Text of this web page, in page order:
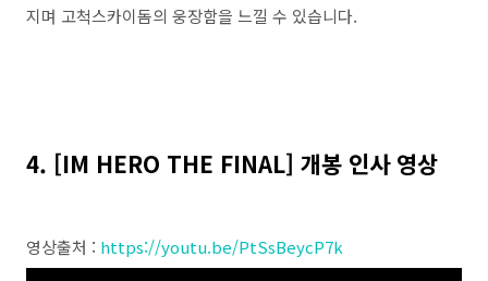
지며 고척스카이돔의 웅장함을 느낄 수 있습니다.
4. [IM HERO THE FINAL] 개봉 인사 영상
영상출처 : https://youtu.be/PtSsBeycP7k